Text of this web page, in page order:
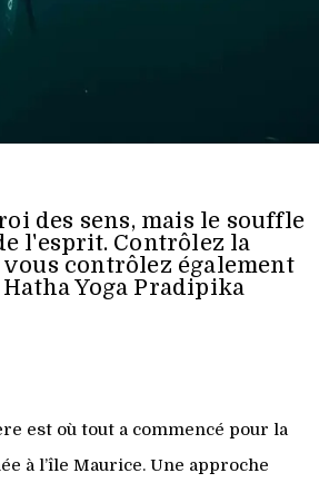
des sens, mais le souffle
l'esprit. Contrôlez la
contrôlez également
Yoga Pradipika
est où tout a commencé pour la
à l’île Maurice. Une approche